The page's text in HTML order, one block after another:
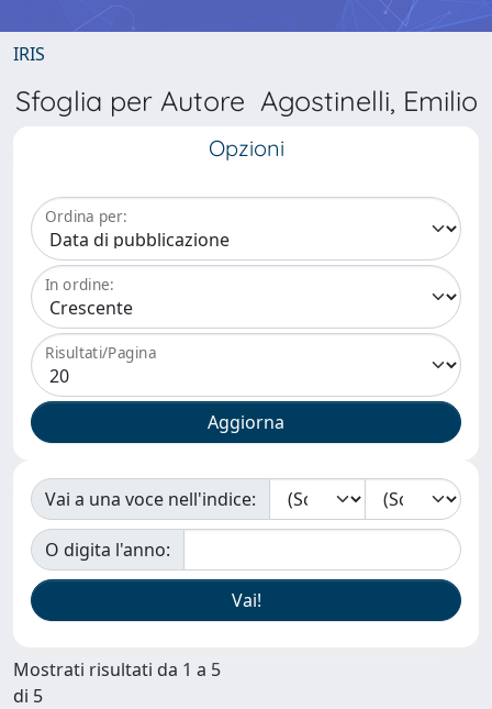
IRIS
Sfoglia per Autore Agostinelli, Emilio
Opzioni
Ordina per:
In ordine:
Risultati/Pagina
Vai a una voce nell'indice:
O digita l'anno:
Mostrati risultati da 1 a 5
di 5